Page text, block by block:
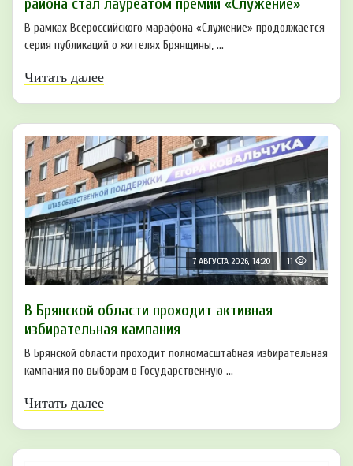
района стал лауреатом премии «Служение»
В рамках Всероссийского марафона «Служение» продолжается
серия публикаций о жителях Брянщины, ...
Читать далее
7 АВГУСТА 2026, 14:20 11
В Брянской области проходит активная
избирательная кампания
В Брянской области проходит полномасштабная избирательная
кампания по выборам в Государственную ...
Читать далее